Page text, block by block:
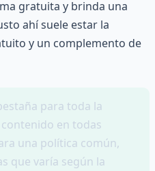
gratuita y brinda una
ahí suele estar la
y un complemento de
para toda la
en todas
una política común,
que varía según la